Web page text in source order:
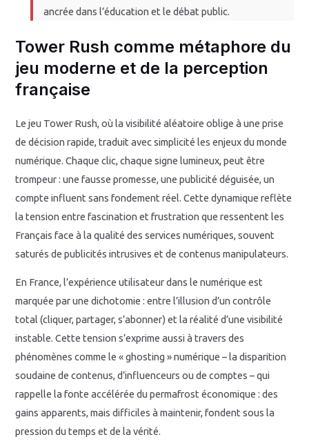
ancrée dans l’éducation et le débat public.
Tower Rush comme métaphore du
jeu moderne et de la perception
française
Le jeu Tower Rush, où la visibilité aléatoire oblige à une prise
de décision rapide, traduit avec simplicité les enjeux du monde
numérique. Chaque clic, chaque signe lumineux, peut être
trompeur : une fausse promesse, une publicité déguisée, un
compte influent sans fondement réel. Cette dynamique reflète
la tension entre fascination et frustration que ressentent les
Français face à la qualité des services numériques, souvent
saturés de publicités intrusives et de contenus manipulateurs.
En France, l’expérience utilisateur dans le numérique est
marquée par une dichotomie : entre l’illusion d’un contrôle
total (cliquer, partager, s’abonner) et la réalité d’une visibilité
instable. Cette tension s’exprime aussi à travers des
phénomènes comme le « ghosting » numérique – la disparition
soudaine de contenus, d’influenceurs ou de comptes – qui
rappelle la fonte accélérée du permafrost économique : des
gains apparents, mais difficiles à maintenir, fondent sous la
pression du temps et de la vérité.